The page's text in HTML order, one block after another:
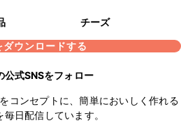
チーズ
ダウンロードする
公式SNSをフォロー
コンセプトに、簡単においしく作れる
毎日配信しています。